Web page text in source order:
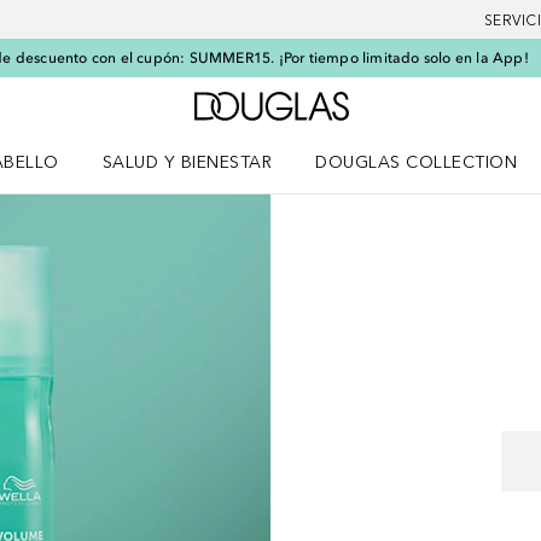
descuento con el cupón: SUMMER15. ¡Por tiempo limitado solo en la App!
A Douglas Home
SALUD Y BIENESTAR
DOUGLAS COLLECTION